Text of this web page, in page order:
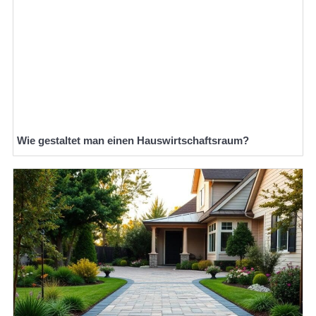
Wie gestaltet man einen Hauswirtschaftsraum?